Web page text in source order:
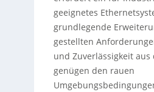
geeignetes
grundlegende
gestellten
und Zuverlässigkeit
genügen den rauen